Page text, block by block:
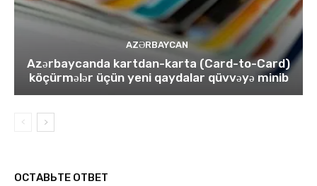
AZƏRBAYCAN
Azərbaycanda kartdan-karta (Card-to-Card)
köçürmələr üçün yeni qaydalar qüvvəyə minib
ОСТАВЬТЕ ОТВЕТ